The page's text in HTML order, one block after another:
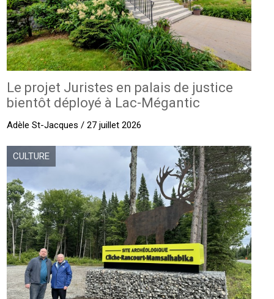
Le projet Juristes en palais de justice
bientôt déployé à Lac-Mégantic
Adèle St-Jacques / 27 juillet 2026
CULTURE